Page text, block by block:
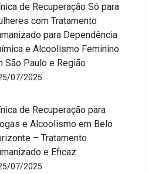
de Recuperação Só para
com Tratamento
para Dependência
e Alcoolismo Feminino
São Paulo e Região
07/2025
de Recuperação para
e Alcoolismo em Belo
– Tratamento
e Eficaz
07/2025